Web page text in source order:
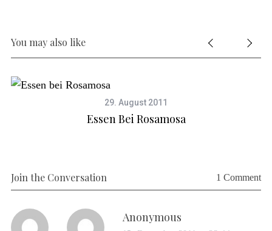
You may also like
29. August 2011
Essen Bei Rosamosa
Join the Conversation 1 Comment
s
Anonymous